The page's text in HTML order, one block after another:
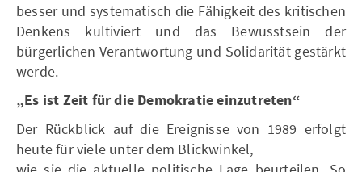
besser und systematisch die Fähigkeit des kritischen
Denkens kultiviert und das Bewusstsein der
bürgerlichen Verantwortung und Solidarität gestärkt
werde.
„Es ist Zeit für die Demokratie einzutreten“
Der Rückblick auf die Ereignisse von 1989 erfolgt
heute für viele unter dem Blickwinkel,